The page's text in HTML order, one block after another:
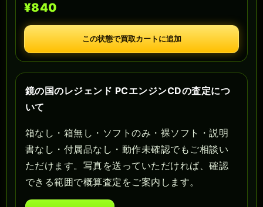
¥840
この状態で買取カートに追加
鏡の国のレジェンド PCエンジンCDの査定につ
いて
箱なし・箱無し・ソフトのみ・裸ソフト・説明
書なし・付属品なし・動作未確認でもご相談い
ただけます。写真を送っていただければ、確認
できる範囲で概算査定をご案内します。